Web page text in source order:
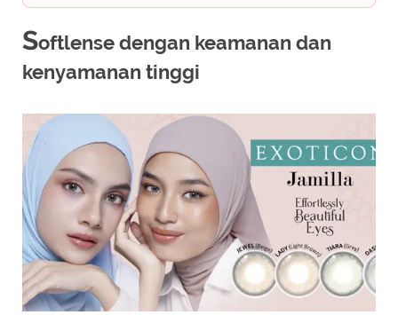
Softlense dengan keamanan dan
kenyamanan tinggi